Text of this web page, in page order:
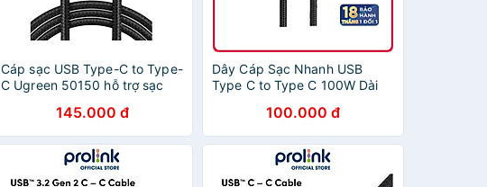
Cáp sạc USB Type-C to Type-
C Ugreen 50150 hỗ trợ sạc
480Mbps - Hàng Chính Hãng
145.000 đ
Dây Cáp Sạc Nhanh USB
Type C to Type C 100W Dài
15, iP16, Macbook, Laptop,
Smartphone CHOETECH XCC-
1002-GY - Hàng Chính Hãng
100.000 đ